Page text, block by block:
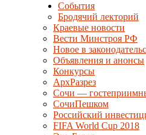
События
Бродячий лекторий
Краевые новости
Вести Минстроя РФ
Новое в
Объявления и анонсы
Конкурсы
АрхРазрез
Сочи —
СочиПешком
Российский
FIFA World Cup 2018